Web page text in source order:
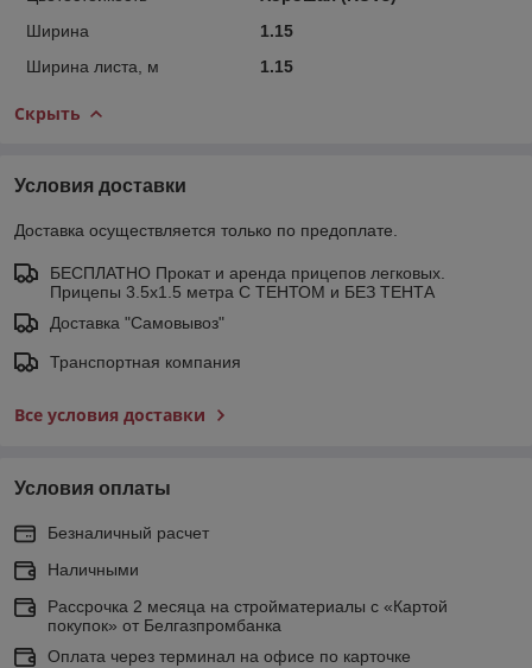
Ширина
1.15
Ширина листа, м
1.15
Скрыть
Условия доставки
Доставка осуществляется только по предоплате.
БЕСПЛАТНО Прокат и аренда прицепов легковых.
Прицепы 3.5х1.5 метра С ТЕНТОМ и БЕЗ ТЕНТА
Доставка "Самовывоз"
Транспортная компания
Все условия доставки
Условия оплаты
Безналичный расчет
Наличными
Рассрочка 2 месяца на стройматериалы с «Картой
покупок» от Белгазпромбанка
Оплата через терминал на офисе по карточке